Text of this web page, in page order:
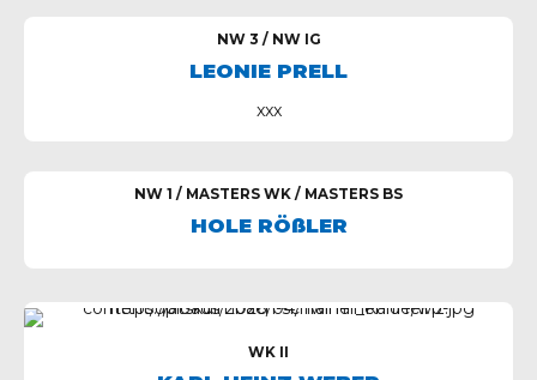
NW 3 / NW IG
LEONIE PRELL
xxx
NW 1 / MASTERS WK / MASTERS BS
HOLE RÖßLER
WK II